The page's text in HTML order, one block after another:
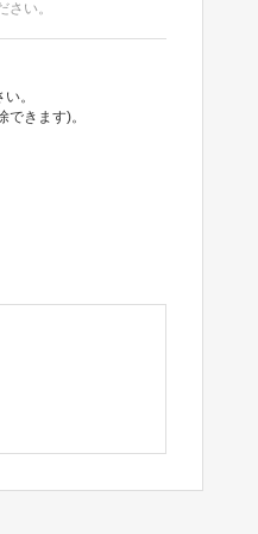
い。
。
きます)。